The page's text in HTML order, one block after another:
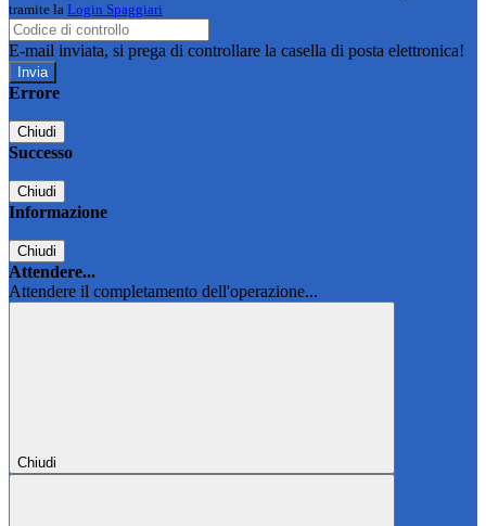
tramite la Login Spaggiari
E-mail inviata, si prega di controllare la casella di posta elettronica!
Errore
Chiudi
Successo
Chiudi
Informazione
Chiudi
Attendere...
Attendere il completamento dell'operazione...
Chiudi